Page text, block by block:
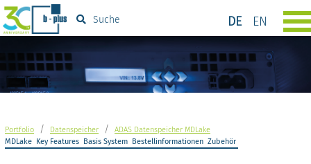
DE EN
Suche
Portfolio / Datenspeicher /
ADAS Datenspeicher MDLake
MDLake Key Features Basis System Bestellinformationen Zubehör